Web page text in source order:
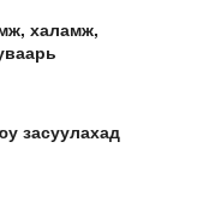
халамж,
засуулахад